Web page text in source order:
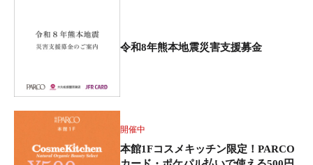
令和8年熊本地震災害支援募金
開催中
本館1Fコスメキッチン限定！PARCO